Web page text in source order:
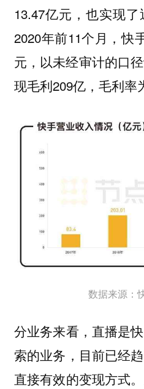
13.47亿元，也实现
2020年前11个月，快
元，以未经审计的口
现毛利209亿，毛利率
数据来源：
分业务来看，直播是
索的业务，目前已经
直接有效的变现方式